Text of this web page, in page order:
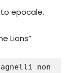
epocale.
Lions”
non